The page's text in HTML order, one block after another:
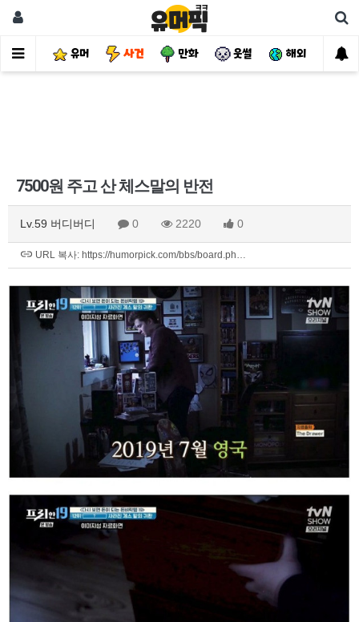
유머 사건 만화 웃썰 해외 핫
7500원 주고 산 체스말의 반전
Lv.59 버디버디 0 2220 0
URL 복사: https://humorpick.com/bbs/board.ph…